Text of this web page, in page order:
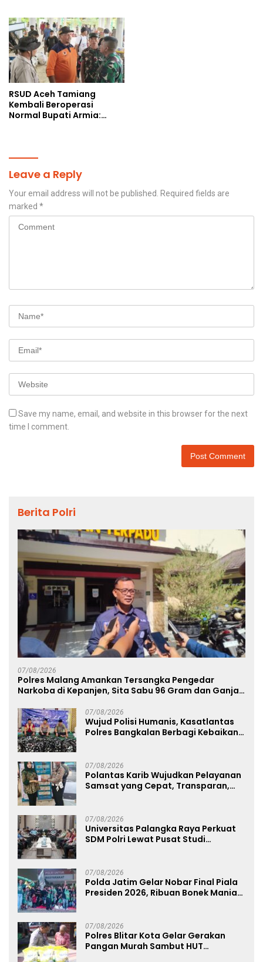
RSUD Aceh Tamiang
Kembali Beroperasi
Normal Bupati Armia:
Leave a Reply
Your email address will not be published.
Required fields are
marked *
Save my name, email, and website in this browser for the next
time I comment.
Berita Polri
07/08/2026
Polres Malang Amankan Tersangka Pengedar
Narkoba di Kepanjen, Sita Sabu 96 Gram dan Ganja
07/08/2026
Wujud Polisi Humanis, Kasatlantas
Polres Bangkalan Berbagi Kebaikan
07/08/2026
Polantas Karib Wujudkan Pelayanan
Samsat yang Cepat, Transparan,
07/08/2026
Universitas Palangka Raya Perkuat
SDM Polri Lewat Pusat Studi
07/08/2026
Polda Jatim Gelar Nobar Final Piala
Presiden 2026, Ribuan Bonek Mania
07/08/2026
Polres Blitar Kota Gelar Gerakan
Pangan Murah Sambut HUT